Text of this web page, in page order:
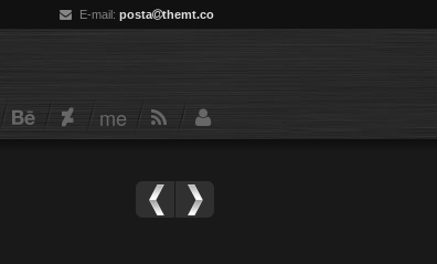
E-mail: posta themt.co
me